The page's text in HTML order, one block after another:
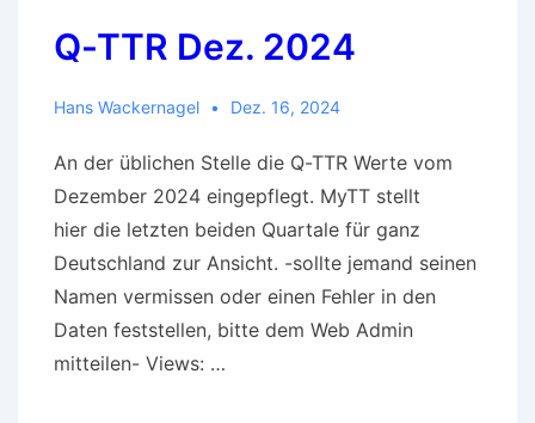
Q-TTR Dez. 2024
Hans Wackernagel Dez. 16, 2024
An der üblichen Stelle die Q-TTR Werte vom
Dezember 2024 eingepflegt. MyTT stellt
hier die letzten beiden Quartale für ganz
Deutschland zur Ansicht. -sollte jemand seinen
Namen vermissen oder einen Fehler in den
Daten feststellen, bitte dem Web Admin
mitteilen- Views: …